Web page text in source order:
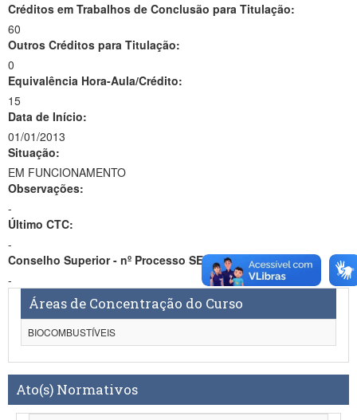
Créditos em Trabalhos de Conclusão para Titulação:
60
Outros Créditos para Titulação:
0
Equivalência Hora-Aula/Crédito:
15
Data de Início:
01/01/2013
Situação:
EM FUNCIONAMENTO
Observações:
-
Último CTC:
-
Conselho Superior - nº Processo SEI:
-
Áreas de Concentração do Curso
BIOCOMBUSTÍVEIS
Ato(s) Normativos